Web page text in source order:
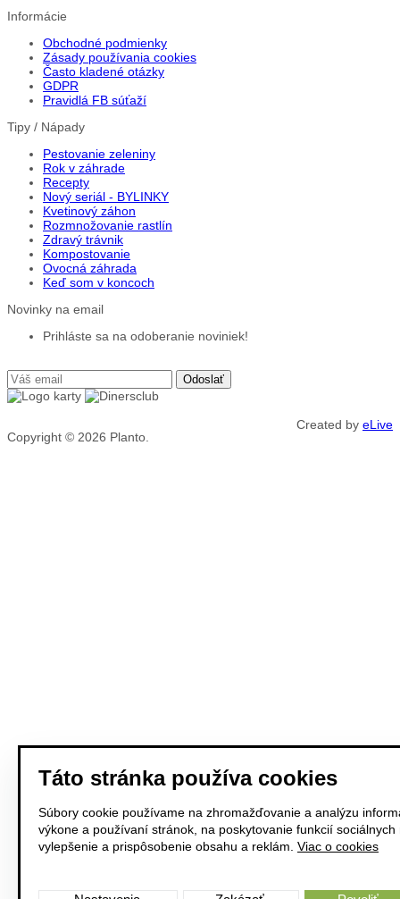
Informácie
Obchodné podmienky
Zásady používania cookies
Často kladené otázky
GDPR
Pravidlá FB súťaží
Tipy / Nápady
Pestovanie zeleniny
Rok v záhrade
Recepty
Nový seriál - BYLINKY
Kvetinový záhon
Rozmnožovanie rastlín
Zdravý trávnik
Kompostovanie
Ovocná záhrada
Keď som v koncoch
Novinky na email
Prihláste sa na odoberanie noviniek!
Copyright © 2026 Planto.
Created by eLive
Táto stránka používa cookies
Súbory cookie používame na zhromažďovanie a analýzu
výkone a používaní stránok, na poskytovanie funkcií sociálnych
vylepšenie a prispôsobenie obsahu a reklám. Viac o cookies